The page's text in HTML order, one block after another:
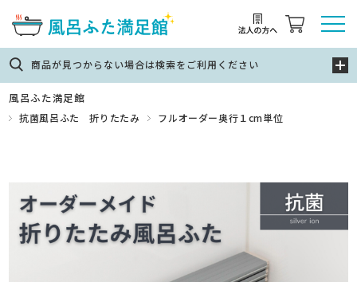
商品が見つからない場合は検索をご利用ください
風呂ふた満足館
抗菌風呂ふた 折りたたみ フルオーダー奥行１cm単位